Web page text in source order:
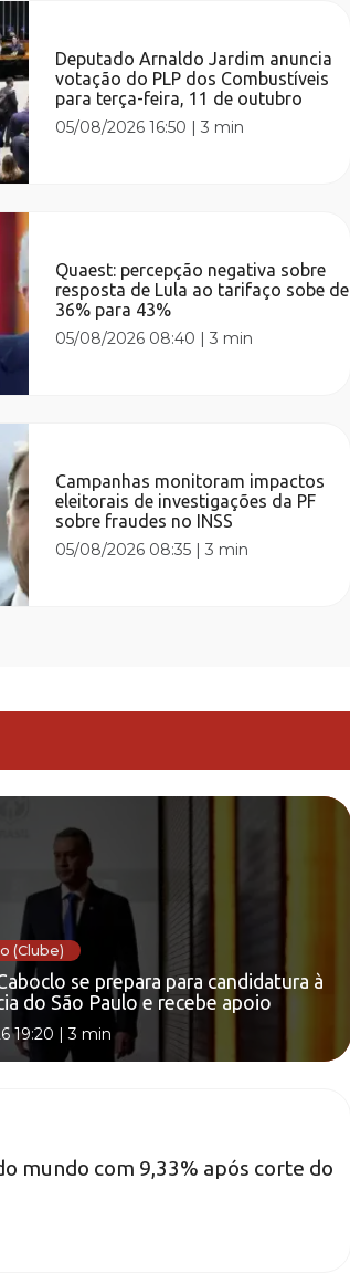
Deputado Arnaldo Jardim anuncia
votação do PLP dos Combustíveis
para terça-feira, 11 de outubro
05/08/2026 16:50 |3 min
Quaest: percepção negativa sobre
resposta de Lula ao tarifaço sobe de
36% para 43%
05/08/2026 08:40 |3 min
Campanhas monitoram impactos
eleitorais de investigações da PF
sobre fraudes no INSS
05/08/2026 08:35 |3 min
(Clube)
se prepara para candidatura à
do São Paulo e recebe apoio
19:20 |3 min
mundo com 9,33% após corte do